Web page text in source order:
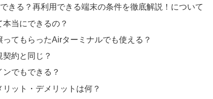
きる？再利用できる端末の条件を徹底解説！について
当にできるの？
てもらったAirターミナルでも使える？
約と同じ？
でもできる？
ット・デメリットは何？